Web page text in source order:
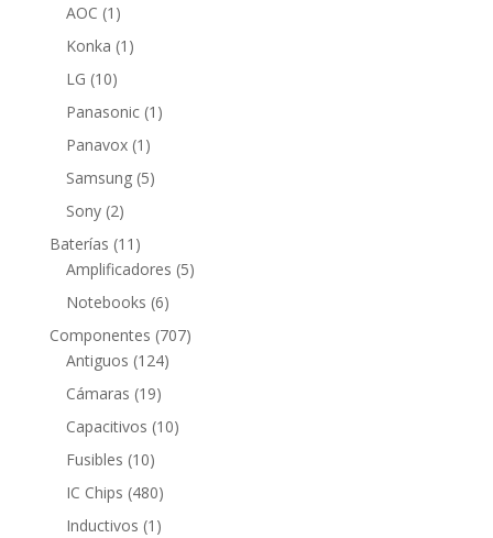
AOC 1 1
producto
Konka 1 1
LG 1010
productos
Panasonic 1 1
Panavox 1 1
producto
Samsung 55
Sony 22
productos
Baterías 11 11
productos
Amplificadores 55
Notebooks 66
productos
Componentes 707707
Antiguos 124124
Cámaras 1919
productos
Capacitivos 1010
Fusibles 1010
productos
IC Chips 480480
productos
Inductivos 1 1